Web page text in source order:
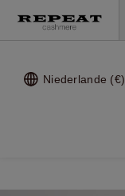
Niederlande (€)